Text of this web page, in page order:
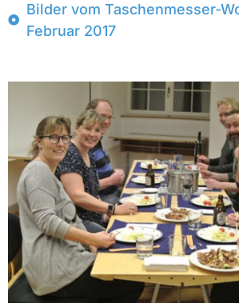
Bilder vom Taschenmesser-
Februar 2017